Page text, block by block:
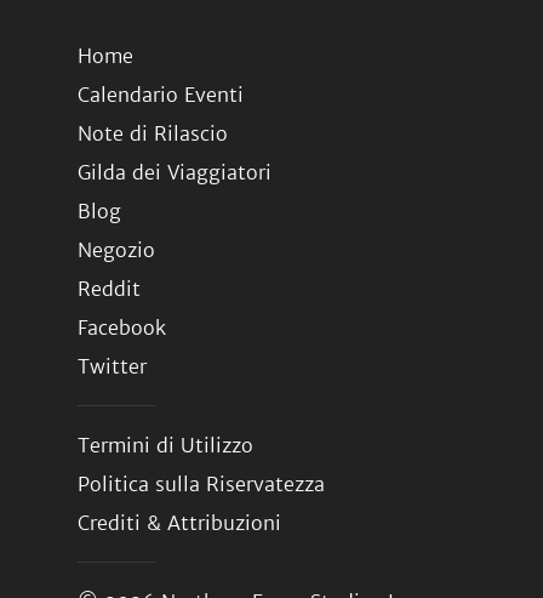
Home
Calendario Eventi
Note di Rilascio
Gilda dei Viaggiatori
Blog
Negozio
Reddit
Facebook
Twitter
Termini di Utilizzo
Politica sulla Riservatezza
Crediti & Attribuzioni